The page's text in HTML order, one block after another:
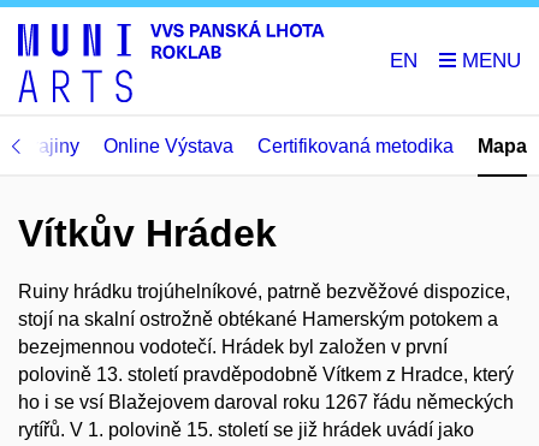
EN
krajiny Online Výstava Certifikovaná metodika Mapa
Vítkův Hrádek
Ruiny hrádku trojúhelníkové, patrně bezvěžové dispozice,
stojí na skalní ostrožně obtékané Hamerským potokem a
bezejmennou vodotečí. Hrádek byl založen v první
polovině 13. století pravděpodobně Vítkem z Hradce, který
ho i se vsí Blažejovem daroval roku 1267 řádu německých
rytířů. V 1. polovině 15. století se již hrádek uvádí jako